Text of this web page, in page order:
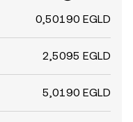
0,50190 EGLD
2,5095 EGLD
5,0190 EGLD